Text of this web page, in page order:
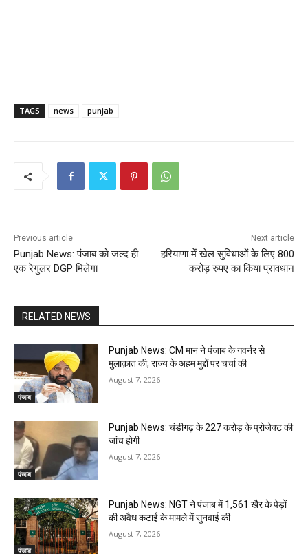
TAGS news punjab
Previous article
Punjab News: पंजाब को जल्द ही
एक रेगुलर DGP मिलेगा
Next article
हरियाणा में खेल सुविधाओं के लिए 800
करोड़ रुपए का किया प्रावधान
RELATED NEWS
पंजाब
Punjab News: CM मान ने पंजाब के गवर्नर से
मुलाक़ात की, राज्य के अहम मुद्दों पर चर्चा की
August 7, 2026
पंजाब
Punjab News: चंडीगढ़ के ₹227 करोड़ के प्रोजेक्ट की
जांच होगी
August 7, 2026
पंजाब
Punjab News: NGT ने पंजाब में 1,561 खैर के पेड़ों
की अवैध कटाई के मामले में सुनवाई की
August 7, 2026